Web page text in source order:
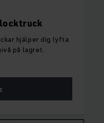
hjälper dig lyfta
på lagret.